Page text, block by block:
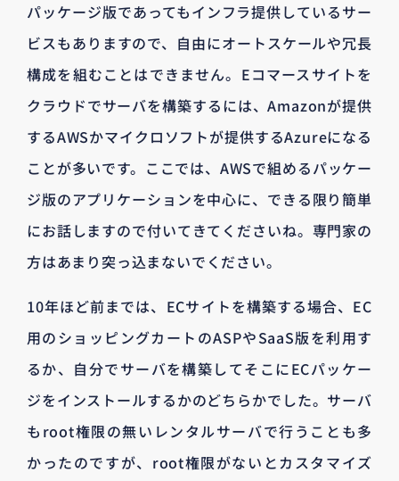
パッケージ版であってもインフラ提供しているサー
ビスもありますので、自由にオートスケールや冗長
構成を組むことはできません。Eコマースサイトを
クラウドでサーバを構築するには、Amazonが提供
するAWSかマイクロソフトが提供するAzureになる
ことが多いです。ここでは、AWSで組めるパッケー
ジ版のアプリケーションを中心に、できる限り簡単
にお話しますので付いてきてくださいね。専門家の
方はあまり突っ込まないでください。
10年ほど前までは、ECサイトを構築する場合、EC
用のショッピングカートのASPやSaaS版を利用す
るか、自分でサーバを構築してそこにECパッケー
ジをインストールするかのどちらかでした。サーバ
もroot権限の無いレンタルサーバで行うことも多
かったのですが、root権限がないとカスタマイズ